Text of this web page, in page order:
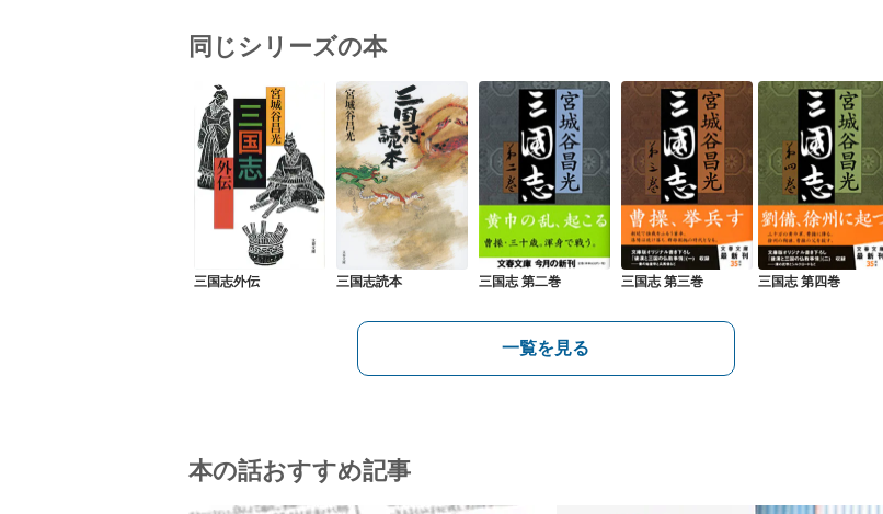
同じシリーズの本
三国志外伝 三国志読本 三国志 第二巻 三国志 第三巻 三国志 第四巻
一覧を見る
本の話おすすめ記事